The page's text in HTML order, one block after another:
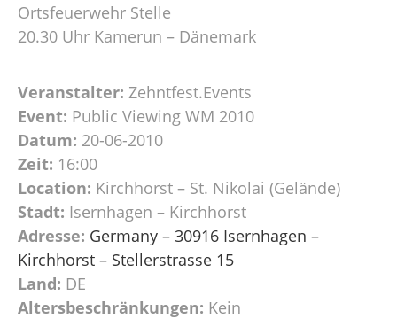
Ortsfeuerwehr Stelle
20.30 Uhr Kamerun – Dänemark
Veranstalter: Zehntfest.Events
Event: Public Viewing WM 2010
Datum: 20-06-2010
Zeit: 16:00
Location: Kirchhorst – St. Nikolai (Gelände)
Stadt: Isernhagen – Kirchhorst
Adresse: Germany – 30916 Isernhagen –
Kirchhorst – Stellerstrasse 15
Land: DE
Altersbeschränkungen: Kein